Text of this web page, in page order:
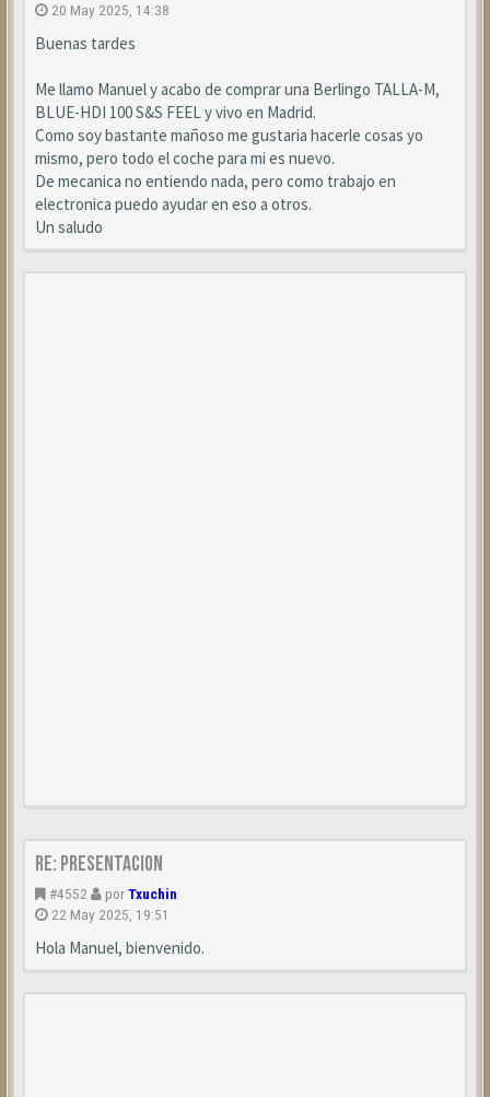
20 May 2025, 14:38
Buenas tardes
Me llamo Manuel y acabo de comprar una Berlingo TALLA-M,
BLUE-HDI 100 S&S FEEL y vivo en Madrid.
Como soy bastante mañoso me gustaria hacerle cosas yo
mismo, pero todo el coche para mi es nuevo.
De mecanica no entiendo nada, pero como trabajo en
electronica puedo ayudar en eso a otros.
Un saludo
Re: Presentacion
#4552 porTxuchin
22 May 2025, 19:51
Hola Manuel, bienvenido.